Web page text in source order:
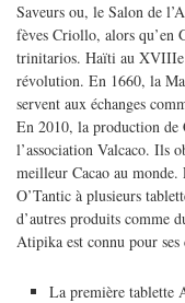
Saveurs ou, le Salon de
fèves Criollo, alors qu’en
trinitarios. Haïti au XVIIIe
révolution. En 1660, la
servent aux échanges
En 2010, la production de
l’association Valcaco. Ils
meilleur Cacao au monde.
O’Tantic à plusieurs
d’autres produits comme
Atipika est connu pour ses
La première tablette